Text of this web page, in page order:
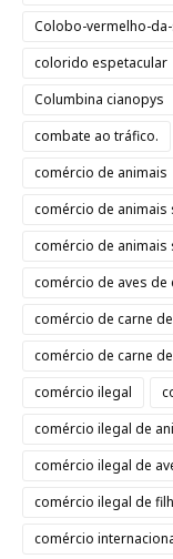
Colobo-vermelho-
colorido espetacular
Columbina cianopys
combate ao tráfico.
comércio de animais
comércio de animais
comércio de animais
comércio de aves de
comércio de carne
comércio de carne
comércio ilegal
comércio ilegal de
comércio ilegal de
comércio ilegal de
comércio